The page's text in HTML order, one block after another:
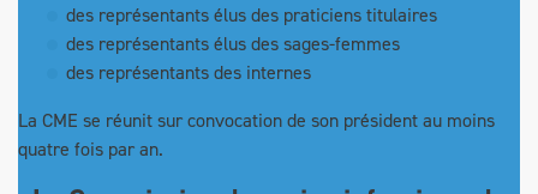
des représentants élus des praticiens titulaires
des représentants élus des sages-femmes
des représentants des internes
La CME se réunit sur convocation de son président au moins
quatre fois par an.